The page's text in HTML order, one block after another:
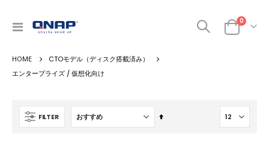
ナ
呼
ぶ
カート
0商品
CTOモデル（ディスク搭載済み）
エンタープライズ / 仮想化向け
FILTER
降